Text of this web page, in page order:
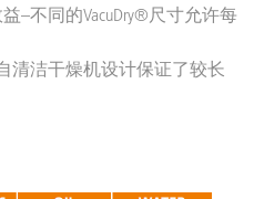
–不同的VacuDry®尺寸允许每
清洁干燥机设计保证了较长